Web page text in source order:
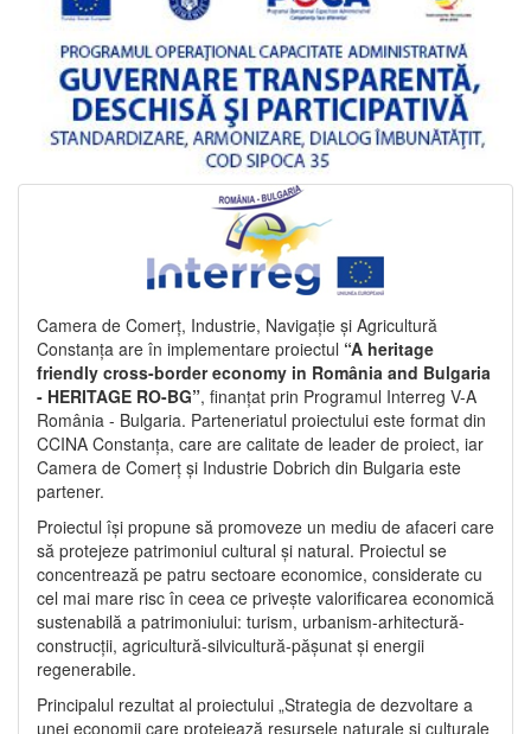
Camera de Comerț, Industrie, Navigație și Agricultură
Constanța are în implementare proiectul “A heritage
friendly cross-border economy in România and Bulgaria
- HERITAGE RO-BG”, finanțat prin Programul Interreg V-A
România - Bulgaria. Parteneriatul proiectului este format din
CCINA Constanța, care are calitate de leader de proiect, iar
Camera de Comerț și Industrie Dobrich din Bulgaria este
partener.
Proiectul își propune să promoveze un mediu de afaceri care
să protejeze patrimoniul cultural și natural. Proiectul se
concentrează pe patru sectoare economice, considerate cu
cel mai mare risc în ceea ce privește valorificarea economică
sustenabilă a patrimoniului: turism, urbanism-arhitectură-
construcții, agricultură-silvicultură-pășunat și energii
regenerabile.
Principalul rezultat al proiectului „Strategia de dezvoltare a
unei economii care protejează resursele naturale și culturale